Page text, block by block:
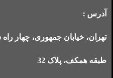
آدرس :
تهران، خیابان جمهوری، چهار
طبقه همکف، پلاک 32